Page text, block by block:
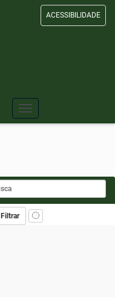
ACESSIBILIDADE
Toggle
navigation
Filtrar